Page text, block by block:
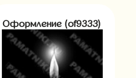
Оформление (of9333)